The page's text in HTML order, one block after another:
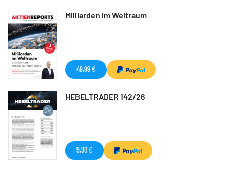
Milliarden im Weltraum
49,99 €
HEBELTRADER 142/26
9,90 €